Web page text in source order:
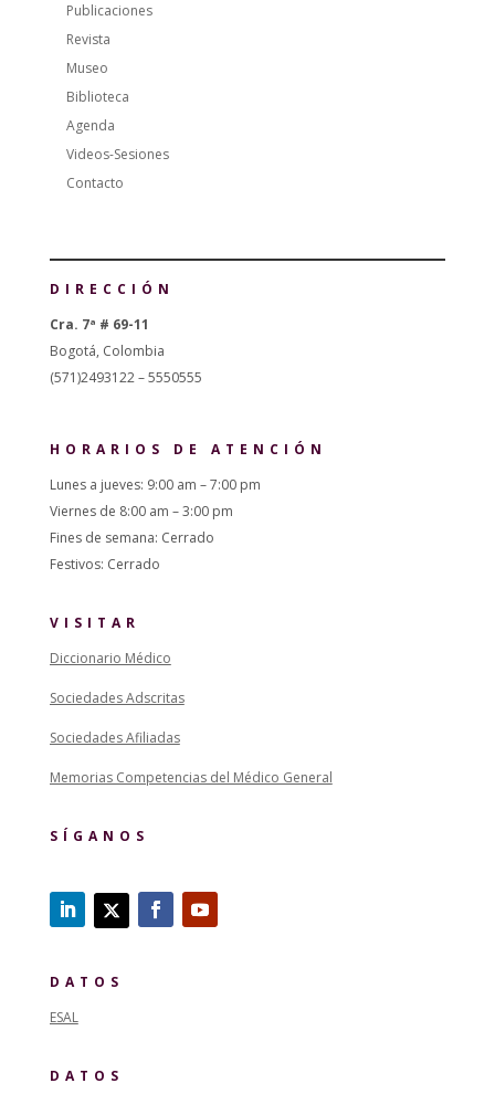
Publicaciones
Revista
Museo
Biblioteca
Agenda
Videos-Sesiones
Contacto
DIRECCIÓN
Cra. 7ª # 69-11
Bogotá, Colombia
(571)2493122 – 5550555
HORARIOS DE ATENCIÓN
Lunes a jueves: 9:00 am – 7:00 pm
Viernes de 8:00 am – 3:00 pm
Fines de semana: Cerrado
Festivos: Cerrado
VISITAR
Diccionario Médico
Sociedades Adscritas
Sociedades Afiliadas
Memorias Competencias del Médico General
SÍGANOS
DATOS
ESAL
DATOS